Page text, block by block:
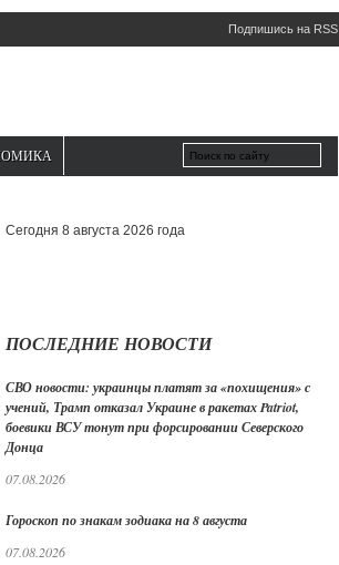
Подпишись на RSS
Сегодня 8 августа 2026 года
ПОСЛЕДНИЕ НОВОСТИ
СВО новости: украинцы платят за «похищения» с
учений, Трамп отказал Украине в ракетах Patriot,
боевики ВСУ тонут при форсировании Северского
Донца
07.08.2026
Гороскоп по знакам зодиака на 8 августа
07.08.2026